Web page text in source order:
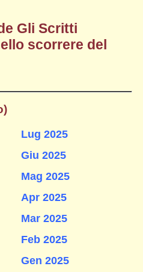
Gli Scritti
scorrere del
Lug 2025
Giu 2025
Mag 2025
Apr 2025
Mar 2025
Feb 2025
Gen 2025